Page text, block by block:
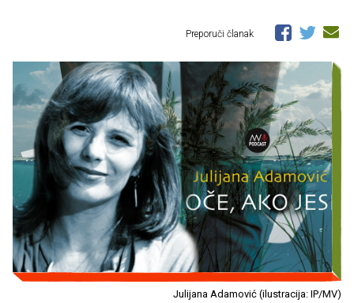
Preporuči članak
Julijana Adamović (ilustracija: IP/MV)